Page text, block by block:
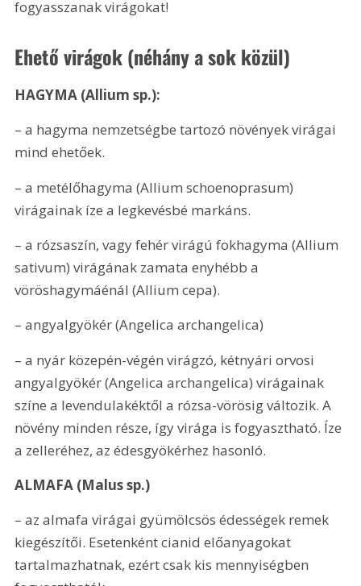
fogyasszanak virágokat!
Ehető virágok (néhány a sok közül)
HAGYMA (Allium sp.):
– a hagyma nemzetségbe tartozó növények virágai
mind ehetőek.
– a metélőhagyma (Allium schoenoprasum)
virágainak íze a legkevésbé markáns.
– a rózsaszín, vagy fehér virágú fokhagyma (Allium
sativum) virágának zamata enyhébb a
vöröshagymáénál (Allium cepa).
– angyalgyökér (Angelica archangelica)
– a nyár közepén-végén virágzó, kétnyári orvosi
angyalgyökér (Angelica archangelica) virágainak
színe a levendulakéktől a rózsa-vörösig változik. A
növény minden része, így virága is fogyasztható. Íze
a zelleréhez, az édesgyökérhez hasonló.
ALMAFA (Malus sp.)
– az almafa virágai gyümölcsös édességek remek
kiegészítői. Esetenként cianid előanyagokat
tartalmazhatnak, ezért csak kis mennyiségben